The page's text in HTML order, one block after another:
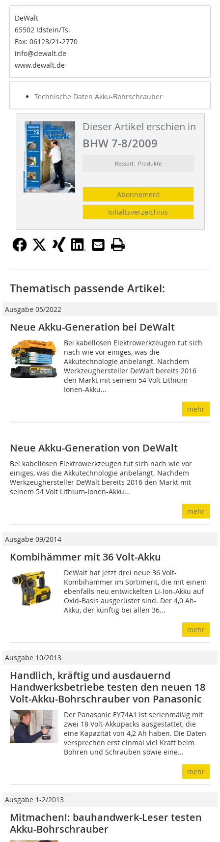
DeWalt
65502 Idstein/Ts.
Fax: 06123/21-2770
info@dewalt.de
www.dewalt.de
Technische Daten Akku-Bohrschrauber
Dieser Artikel erschien in
BHW 7-8/2009
Ressort: Produkte
Abonnement
Inhaltsverzeichnis
Thematisch passende Artikel:
Ausgabe 05/2022
Neue Akku-Generation bei DeWalt
Bei kabellosen Elektrowerkzeugen tut sich
nach wie vor einiges, was die
Akkutechnologie anbelangt. Nachdem
Werkzeughersteller DeWalt bereits 2016
den Markt mit seinem 54 Volt Lithium-
Ionen-Akku...
mehr
Neue Akku-Generation von DeWalt
Bei kabellosen Elektrowerkzeugen tut sich nach wie vor
einiges, was die Akkutechnologie anbelangt. Nachdem
Werkzeughersteller DeWalt bereits 2016 den Markt mit
seinem 54 Volt Lithium-Ionen-Akku...
mehr
Ausgabe 09/2014
Kombihämmer mit 36 Volt-Akku
DeWalt hat jetzt drei neue 36 Volt-
Kombihämmer im Sortiment, die mit einem
ebenfalls neu entwickelten Li-Ion-Akku auf
Oxid-Basis ausgerüstet sind. Der 4,0 Ah-
Akku, der künftig bei allen 36...
mehr
Ausgabe 10/2013
Handlich, kräftig und ausdauernd
Handwerksbetriebe testen den neuen 18
Volt-Akku-Bohrschrauber von Panasonic
Der Panasonic EY74A1 ist serienmäßig mit
zwei 18 Volt-Akkupacks ausgestattet, die
eine Kapazität von 4,2 Ah haben. Die Daten
versprechen erst einmal viel Kraft beim
Bohren und Schrauben sowie eine...
mehr
Ausgabe 1-2/2013
Mitmachen!: bauhandwerk-Leser testen
Akku-Bohrschrauber